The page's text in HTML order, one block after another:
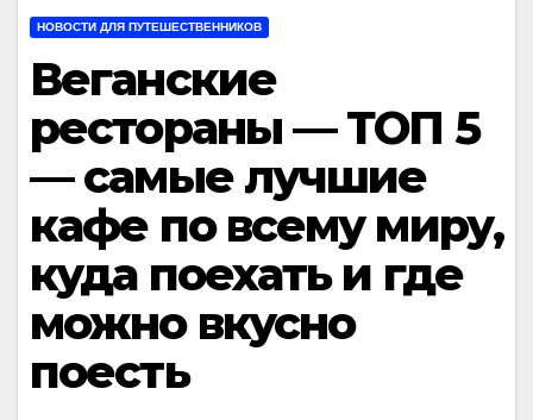
НОВОСТИ ДЛЯ ПУТЕШЕСТВЕННИКОВ
Веганские
рестораны — ТОП 5
— самые лучшие
кафе по всему миру,
куда поехать и где
можно вкусно
поесть